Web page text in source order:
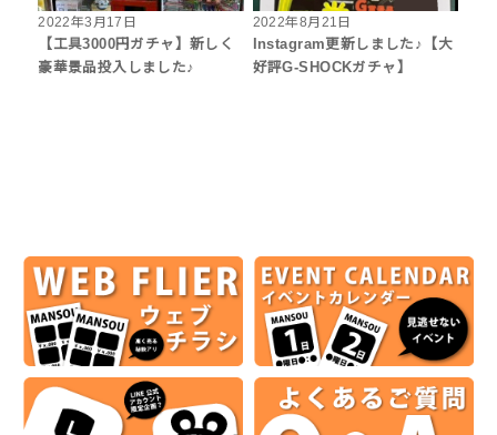
2022年3月17日
【工具3000円ガチャ】新しく
豪華景品投入しました♪
2022年8月21日
Instagram更新しました♪【大
好評G-SHOCKガチャ】